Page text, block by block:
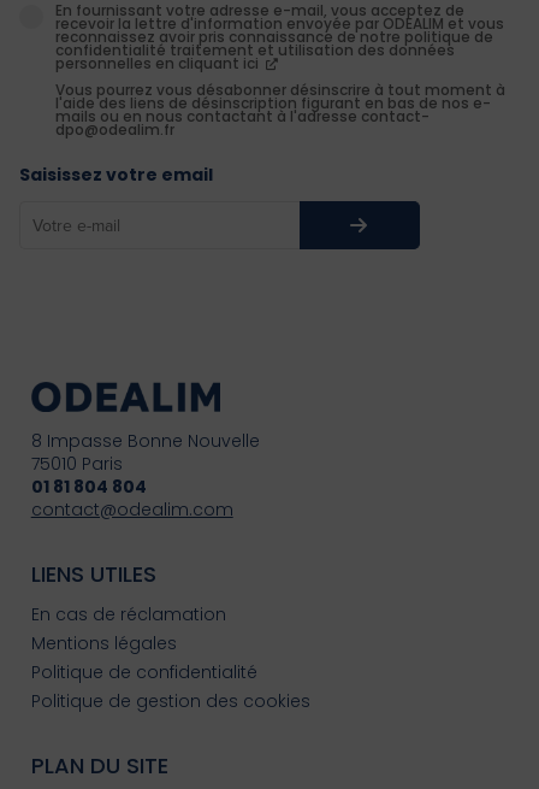
En fournissant votre adresse e-mail, vous acceptez de
recevoir la lettre d'information envoyée par ODEALIM et vous
reconnaissez avoir pris connaissance de notre politique de
confidentialité traitement et utilisation des données
personnelles en cliquant ici
Vous pourrez vous désabonner désinscrire à tout moment à
l'aide des liens de désinscription figurant en bas de nos e-
mails ou en nous contactant à l'adresse contact-
dpo@odealim.fr
Saisissez votre email
8 Impasse Bonne Nouvelle
75010 Paris
01 81 804 804
contact@odealim.com
LIENS UTILES
En cas de réclamation
Mentions légales
Politique de confidentialité
Politique de gestion des cookies
PLAN DU SITE